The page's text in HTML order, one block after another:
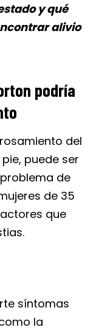
y qué
alivio
podría
del
puede ser
de
de 35
que
síntomas
la